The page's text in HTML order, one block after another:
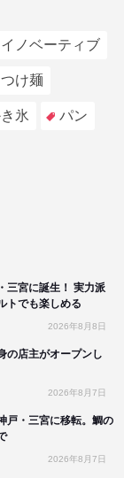
イノベーティブ
つけ麺
氷 パン
三宮に誕生！ 実力派
トでも楽しめる
2026年8月8日
の店主がオープンし
2026年8月7日
戸・三宮に移転。鯛の
2026年8月7日